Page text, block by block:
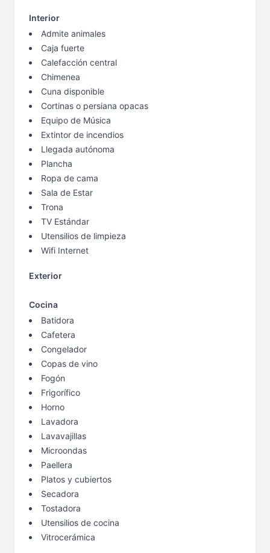
Interior
Admite animales
Caja fuerte
Calefacción central
Chimenea
Cuna disponible
Cortinas o persiana opacas
Equipo de Música
Extintor de incendios
Llegada autónoma
Plancha
Ropa de cama
Sala de Estar
Trona
TV Estándar
Utensilios de limpieza
Wifi Internet
Exterior
Cocina
Batidora
Cafetera
Congelador
Copas de vino
Fogón
Frigorífico
Horno
Lavadora
Lavavajillas
Microondas
Paellera
Platos y cubiertos
Secadora
Tostadora
Utensilios de cocina
Vitrocerámica